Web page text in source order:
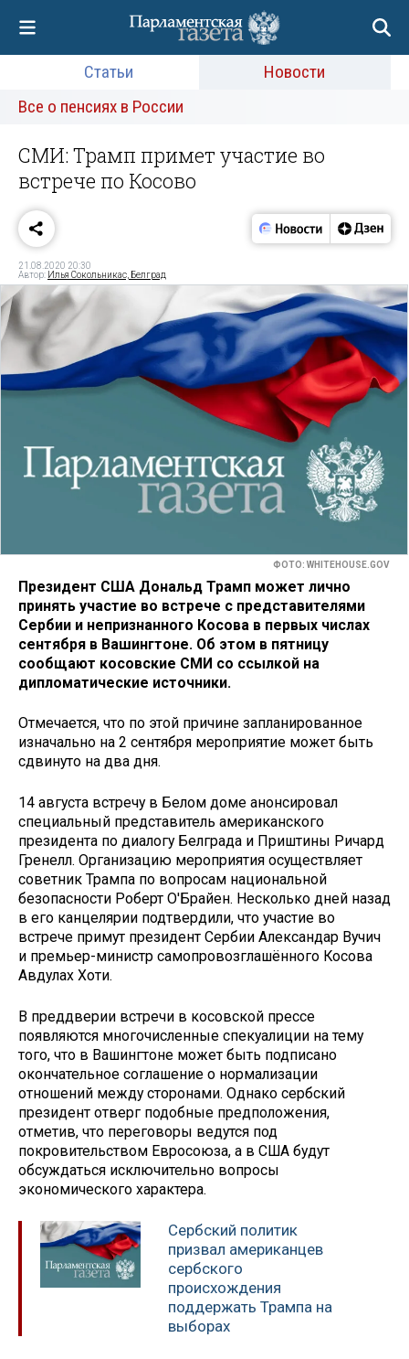
Статьи
Новости
Все о пенсиях в России
СМИ: Трамп примет участие во
встрече по Косово
21.08.2020 20:30
Автор: Илья Сокольникас, Белград
ФОТО: WHITEHOUSE.GOV
Президент США Дональд Трамп может лично
принять участие во встрече с представителями
Сербии и непризнанного Косова в первых числах
сентября в Вашингтоне. Об этом в пятницу
сообщают косовские СМИ со ссылкой на
дипломатические источники.
Отмечается, что по этой причине запланированное
изначально на 2 сентября мероприятие может быть
сдвинуто на два дня.
14 августа встречу в Белом доме анонсировал
специальный представитель американского
президента по диалогу Белграда и Приштины Ричард
Гренелл. Организацию мероприятия осуществляет
советник Трампа по вопросам национальной
безопасности Роберт О'Брайен. Несколько дней назад
в его канцелярии подтвердили, что участие во
встрече примут президент Сербии Александар Вучич
и премьер-министр самопровозглашённого Косова
Авдулах Хоти.
В преддверии встречи в косовской прессе
появляются многочисленные спекуалиции на тему
того, что в Вашингтоне может быть подписано
окончательное соглашение о нормализации
отношений между сторонами. Однако сербский
президент отверг подобные предположения,
отметив, что переговоры ведутся под
покровительством Евросоюза, а в США будут
обсуждаться исключительно вопросы
экономического характера.
Сербский политик
призвал американцев
сербского
происхождения
поддержать Трампа на
выборах